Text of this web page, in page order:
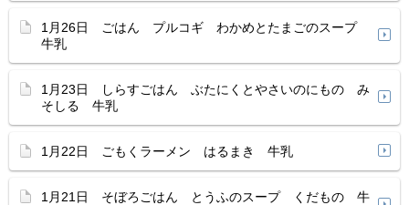
1月26日 ごはん プルコギ わかめとたまごのスープ
牛乳
1月23日 しらすごはん ぶたにくとやさいのにもの み
そしる 牛乳
1月22日 ごもくラーメン はるまき 牛乳
1月21日 そぼろごはん とうふのスープ くだもの 牛